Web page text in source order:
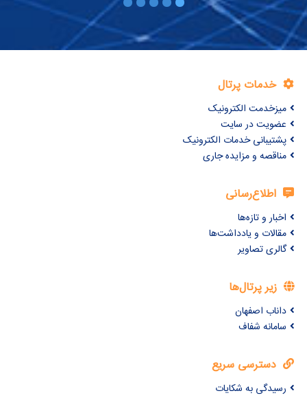
خدمات پرتال
میزخدمت الکترونیک
عضویت در سایت
پشتیبانی خدمات الکترونیک
مناقصه و مزایده جاری
اطلاع‌رسانی
اخبار و تازه‌ها
مقالات و یادداشت‌ها
گالری تصاویر
زیر پرتال‌ها
داناب اصفهان
سامانه شفاف
دسترسی سریع
رسیدگی به شکایات